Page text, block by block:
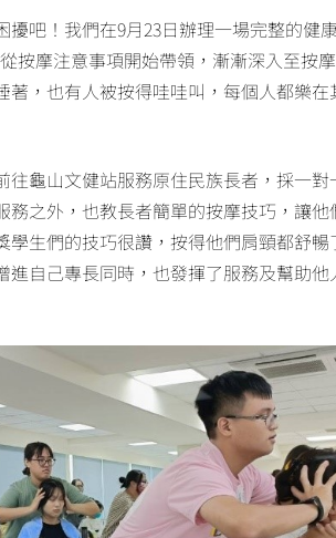
吧！我們在9月23日辦理一場完整的健
按摩注意事項開始帶領，漸漸深入至按
，也有人被按得哇哇叫，每個人都樂在
龜山文健站服務原住民族長者，採一對
之外，也教長者簡單的按摩技巧，讓他
生們的技巧很讚，按得他們肩頸都舒暢
自己專長同時，也發揮了服務及幫助他